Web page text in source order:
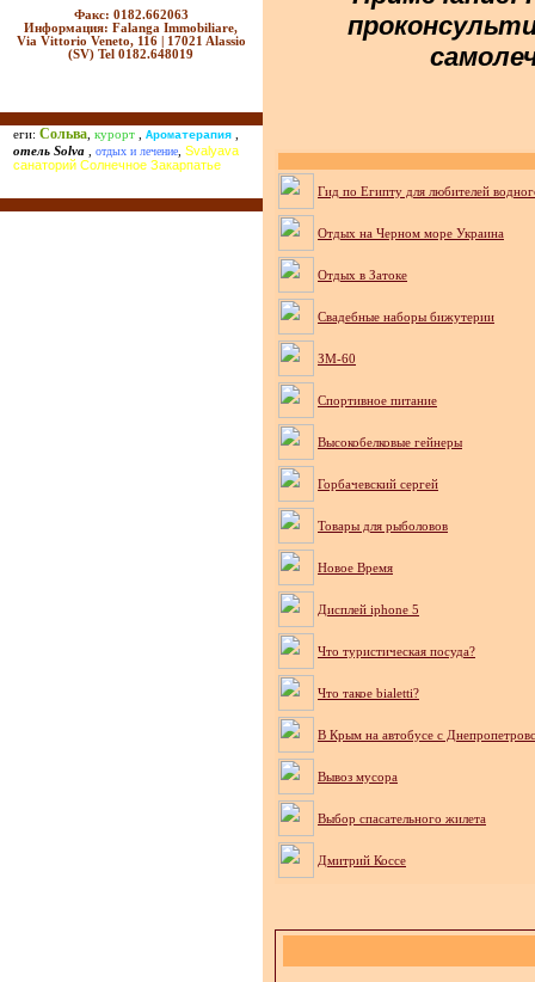
Факс: 0182.662063
Информация: Falanga Immobiliare,
Via Vittorio Veneto, 116 | 17021 Alassio
(SV) Tel 0182.648019
еги: Сольва курорт Ароматерапия
отель Solva
отдых и лечение Svalyava
санаторий Солнечное Закарпатье
Гид по Египту для любителей
Отдых на Черном море Украина
Отдых в Затоке
Cвадебные наборы бижутерии
ЗМ-60
Спортивное питание
Высокобелковые гейнеры
Горбачевский сергей
Товары для рыболовов
Новое Время
Дисплей iphone 5
Что туристическая посуда?
Что такое bialetti?
В Крым на автобусе с
Вывоз мусора
Выбор спасательного жилета
Дмитрий Коссе